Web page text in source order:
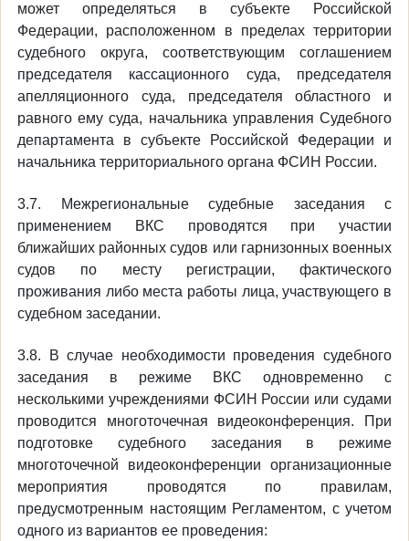
может определяться в субъекте Российской
Федерации, расположенном в пределах территории
судебного округа, соответствующим соглашением
председателя кассационного суда, председателя
апелляционного суда, председателя областного и
равного ему суда, начальника управления Судебного
департамента в субъекте Российской Федерации и
начальника территориального органа ФСИН России.
3.7. Межрегиональные судебные заседания с
применением ВКС проводятся при участии
ближайших районных судов или гарнизонных военных
судов по месту регистрации, фактического
проживания либо места работы лица, участвующего в
судебном заседании.
3.8. В случае необходимости проведения судебного
заседания в режиме ВКС одновременно с
несколькими учреждениями ФСИН России или судами
проводится многоточечная видеоконференция. При
подготовке судебного заседания в режиме
многоточечной видеоконференции организационные
мероприятия проводятся по правилам,
предусмотренным настоящим Регламентом, с учетом
одного из вариантов ее проведения: